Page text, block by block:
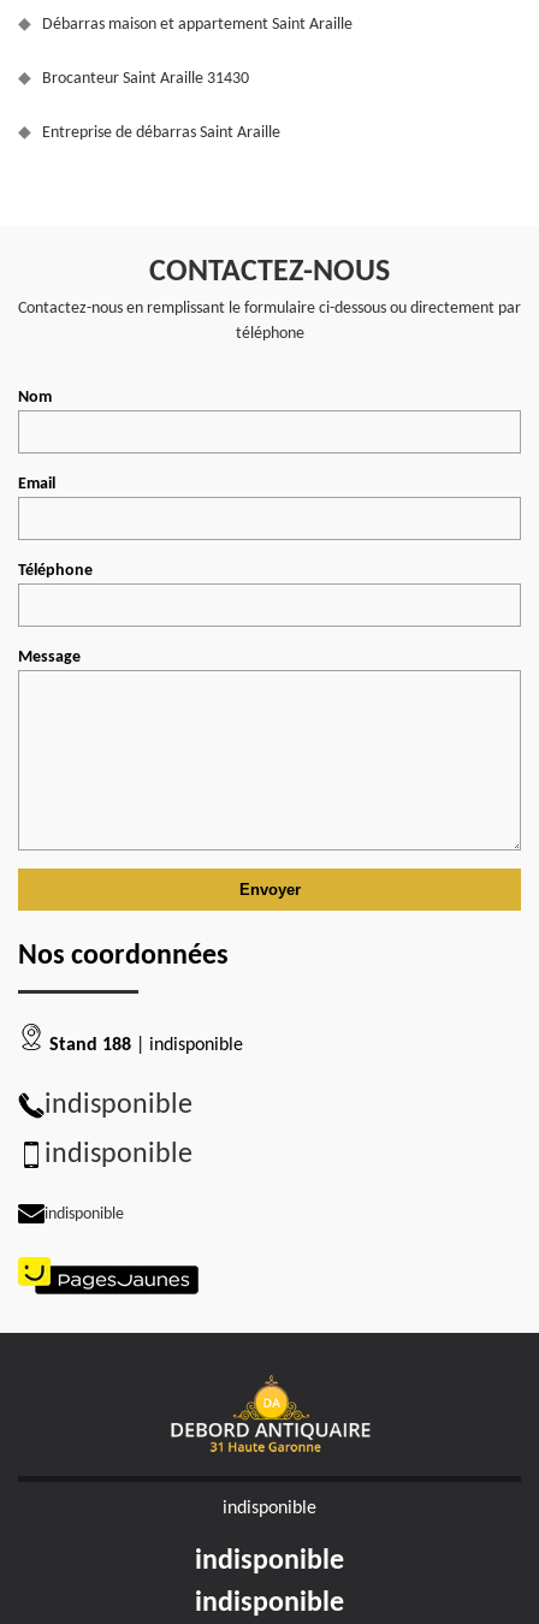
Débarras maison et appartement Saint Araille
Brocanteur Saint Araille 31430
Entreprise de débarras Saint Araille
CONTACTEZ-NOUS
Contactez-nous en remplissant le formulaire ci-dessous ou directement par
téléphone
Nom
Email
Téléphone
Message
Nos coordonnées
Stand 188 | indisponible
indisponible
indisponible
indisponible
indisponible
indisponible
indisponible